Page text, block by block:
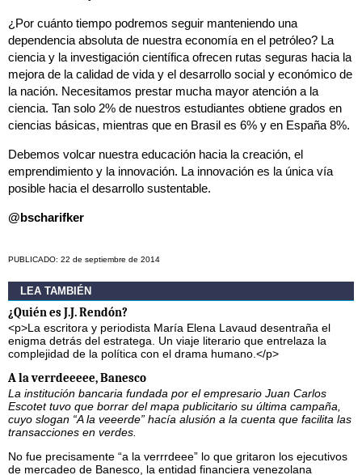
¿Por cuánto tiempo podremos seguir manteniendo una
dependencia absoluta de nuestra economía en el petróleo? La
ciencia y la investigación científica ofrecen rutas seguras hacia la
mejora de la calidad de vida y el desarrollo social y económico de
la nación. Necesitamos prestar mucha mayor atención a la
ciencia. Tan solo 2% de nuestros estudiantes obtiene grados en
ciencias básicas, mientras que en Brasil es 6% y en España 8%.
Debemos volcar nuestra educación hacia la creación, el
emprendimiento y la innovación. La innovación es la única vía
posible hacia el desarrollo sustentable.
@bscharifker
PUBLICADO: 22 de septiembre de 2014
LEA TAMBIÉN
¿Quién es J.J. Rendón?
<p>La escritora y periodista María Elena Lavaud desentraña el
enigma detrás del estratega. Un viaje literario que entrelaza la
complejidad de la política con el drama humano.</p>
A la verrdeeeee, Banesco
La institución bancaria fundada por el empresario Juan Carlos
Escotet tuvo que borrar del mapa publicitario su última campaña,
cuyo slogan “A la veeerde” hacía alusión a la cuenta que facilita las
transacciones en verdes.
No fue precisamente “a la verrrdeee” lo que gritaron los ejecutivos
de mercadeo de Banesco, la entidad financiera venezolana